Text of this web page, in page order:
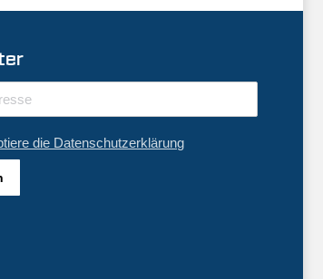
die Datenschutzerklärung